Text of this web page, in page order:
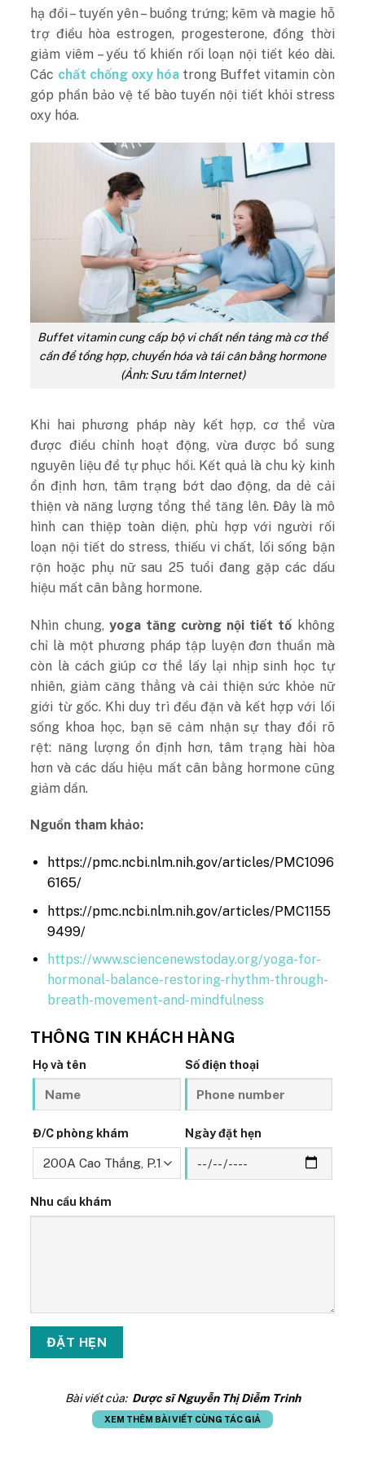
hạ đồi – tuyến yên – buồng trứng; kẽm và magie hỗ
trợ điều hòa estrogen, progesterone, đồng thời
giảm viêm – yếu tố khiến rối loạn nội tiết kéo dài.
Các chất chống oxy hóa trong Buffet vitamin còn
góp phần bảo vệ tế bào tuyến nội tiết khỏi stress
oxy hóa.
Buffet vitamin cung cấp bộ vi chất nền tảng mà cơ thể
cần để tổng hợp, chuyển hóa và tái cân bằng hormone
(Ảnh: Sưu tầm Internet)
Khi hai phương pháp này kết hợp, cơ thể vừa
được điều chỉnh hoạt động, vừa được bổ sung
nguyên liệu để tự phục hồi. Kết quả là chu kỳ kinh
ổn định hơn, tâm trạng bớt dao động, da dẻ cải
thiện và năng lượng tổng thể tăng lên. Đây là mô
hình can thiệp toàn diện, phù hợp với người rối
loạn nội tiết do stress, thiếu vi chất, lối sống bận
rộn hoặc phụ nữ sau 25 tuổi đang gặp các dấu
hiệu mất cân bằng hormone.
Nhìn chung, yoga tăng cường nội tiết tố không
chỉ là một phương pháp tập luyện đơn thuần mà
còn là cách giúp cơ thể lấy lại nhịp sinh học tự
nhiên, giảm căng thẳng và cải thiện sức khỏe nữ
giới từ gốc. Khi duy trì đều đặn và kết hợp với lối
sống khoa học, bạn sẽ cảm nhận sự thay đổi rõ
rệt: năng lượng ổn định hơn, tâm trạng hài hòa
hơn và các dấu hiệu mất cân bằng hormone cũng
giảm dần.
Nguồn tham khảo:
https://pmc.ncbi.nlm.nih.gov/articles/PMC1096
6165/
https://pmc.ncbi.nlm.nih.gov/articles/PMC1155
9499/
https://www.sciencenewstoday.org/yoga-for-
hormonal-balance-restoring-rhythm-through-
breath-movement-and-mindfulness
THÔNG TIN KHÁCH HÀNG
Họ và tên Số điện thoại
Đ/C phòng khám Ngày đặt hẹn
Nhu cầu khám
Bài viết của: Dược sĩ Nguyễn Thị Diễm Trinh
XEM THÊM BÀI VIẾT CÙNG TÁC GIẢ